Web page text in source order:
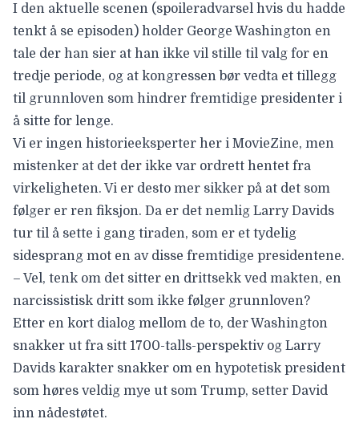
I den aktuelle scenen (spoileradvarsel hvis du hadde
tenkt å se episoden) holder George Washington en
tale der han sier at han ikke vil stille til valg for en
tredje periode, og at kongressen bør vedta et tillegg
til grunnloven som hindrer fremtidige presidenter i
å sitte for lenge.
Vi er ingen historieeksperter her i MovieZine, men
mistenker at det der ikke var ordrett hentet fra
virkeligheten. Vi er desto mer sikker på at det som
følger er ren fiksjon. Da er det nemlig Larry Davids
tur til å sette i gang tiraden, som er et tydelig
sidesprang mot en av disse fremtidige presidentene.
– Vel, tenk om det sitter en drittsekk ved makten, en
narcissistisk dritt som ikke følger grunnloven?
Etter en kort dialog mellom de to, der Washington
snakker ut fra sitt 1700-talls-perspektiv og Larry
Davids karakter snakker om en hypotetisk president
som høres veldig mye ut som Trump, setter David
inn nådestøtet.